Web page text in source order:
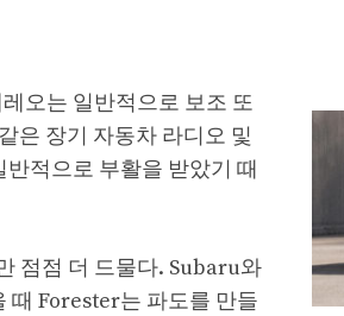
오는 일반적으로 보조 또
은 장기 자동차 라디오 및
적으로 부활을 받았기 때
점점 더 드물다. Subaru와
때 Forester는 파도를 만들